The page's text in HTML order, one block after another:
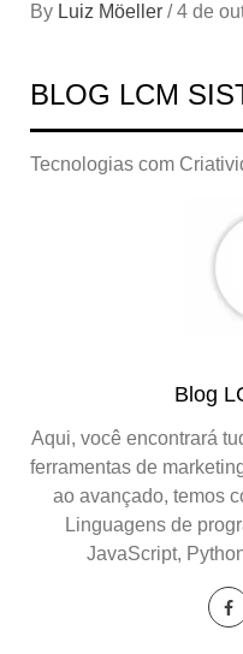
By Luiz Möeller / 4 de
BLOG LCM
Tecnologias com
Blog
Aqui, você encontrará
ferramentas de
ao avançado, temos
Linguagens de
JavaScript,